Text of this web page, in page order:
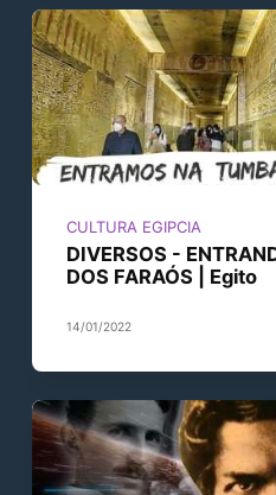
CULTURA EGIPCIA
DIVERSOS -
DOS FARAÓS | Egito
14/01/2022